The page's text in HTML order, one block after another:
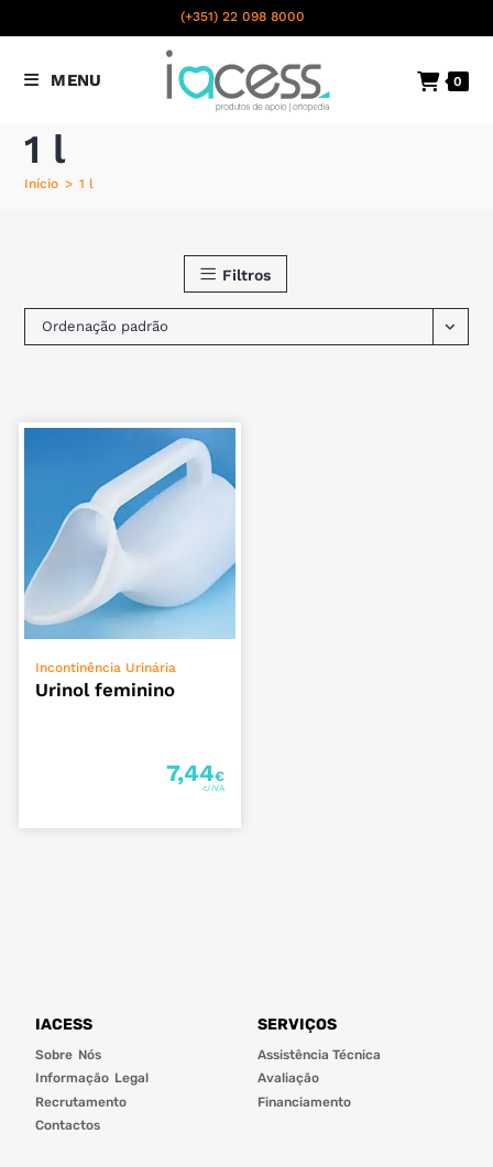
(+351) 22 098 8000
nacional
MENU 0
1 l
Início > 1 l
Filtros
Ordenação padrão
ADICIONAR
Incontinência Urinária
Urinol feminino
7,44€
IACESS
Sobre Nós
Informação Legal
Recrutamento
Contactos
SERVIÇOS
Assistência Técnica
Avaliação
Financiamento